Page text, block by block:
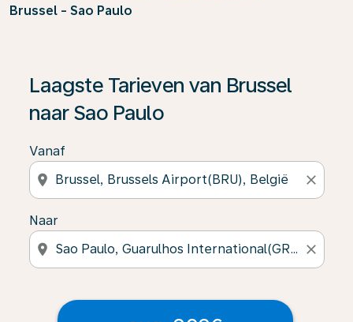
Brussel - Sao Paulo
Laagste Tarieven van Brussel
naar Sao Paulo
Vanaf
location_on close
Naar
location_on close